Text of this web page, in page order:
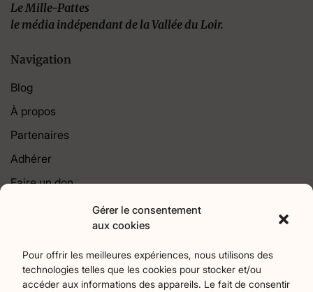
Gérer le consentement
aux cookies
Pour offrir les meilleures expériences, nous utilisons des
technologies telles que les cookies pour stocker et/ou
accéder aux informations des appareils. Le fait de consentir
Le Mille-Pattes
le média indépendant de la Vallée du Loir.
Navigation
Blog
À propos
Partenaires
Adhérer
Faire un don
Agriculture18 Art et culture258 Associations 22
Bien-Etre 2 chronique7 Collectivités territoriales79